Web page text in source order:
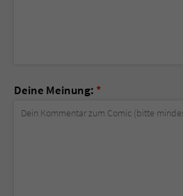
Deine Meinung: *